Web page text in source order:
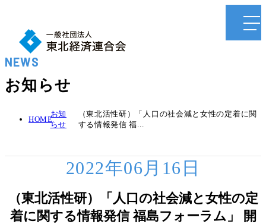
NEWS
お知らせ
HOME
お知
らせ
（東北活性研）「人口の社会減と女性の定着に関
する情報発信 福...
2022年06月16日
（東北活性研）「人口の社会減と女性の定
着に関する情報発信 福島フォーラム」 開